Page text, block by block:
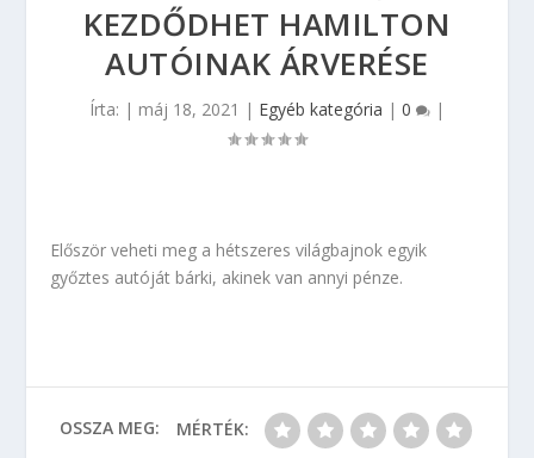
KEZDŐDHET HAMILTON
AUTÓINAK ÁRVERÉSE
Írta: | máj 18, 2021 | Egyéb kategória | 0 |
Először veheti meg a hétszeres világbajnok egyik
győztes autóját bárki, akinek van annyi pénze.
OSSZA MEG: MÉRTÉK: